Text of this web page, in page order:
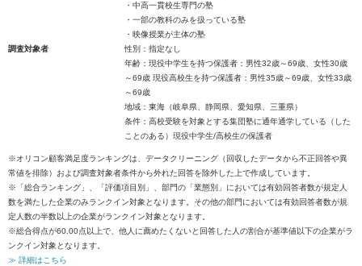
・中高一貫校生専門の塾
・一部の教科のみを扱っている塾
・映像授業が主体の塾
調査対象者
性別：指定なし
年齢：現役中学生を持つ保護者：男性32歳～69歳、女性30歳
～69歳 現役高校生を持つ保護者：男性35歳～69歳、女性33歳
～69歳
地域：東海（岐阜県、静岡県、愛知県、三重県）
条件：高校受験を対象とする集団塾に通年通学している（した
ことのある）現役中学生/高校生の保護者
※オリコン顧客満足度ランキングは、データクリーニング（回収したデータから不正回答や異
常値を排除）および調査対象者条件から外れた回答を除外した上で作成しています。
※「総合ランキング」、「評価項目別」、部門の「業態別」においては有効回答者数が規定人
数を満たした企業のみランクイン対象となります。その他の部門においては有効回答者数が規
定人数の半数以上の企業がランクイン対象となります。
※総合得点が60.00点以上で、他人に薦めたくないと回答した人の割合が基準値以下の企業がラ
ンクイン対象となります。
≫ 詳細はこちら